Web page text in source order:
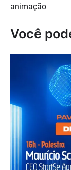
animação
Você